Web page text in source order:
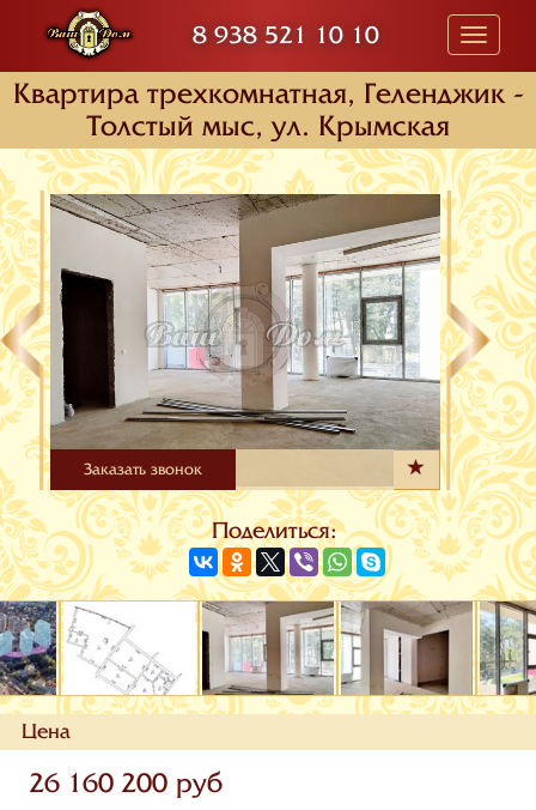
8 938 521 10 10
Toggle
Квартира трехкомнатная, Геленджик -
Толстый мыс, ул. Крымская
Заказать звонок
Поделиться:
Цена
26 160 200 руб